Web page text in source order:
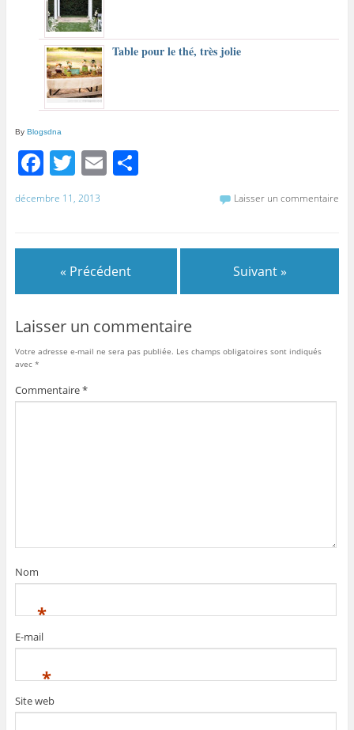
Table pour le thé, très jolie
By Blogsdna
F
a
c
o
o
k
T
w
itt
E P
décembre 11, 2013 Laisser un commentaire
« Précédent Suivant »
Laisser un commentaire
Votre adresse e-mail ne sera pas publiée. Les champs obligatoires sont indiqués
avec *
Commentaire*
Nom
*
E-mail
*
Site web